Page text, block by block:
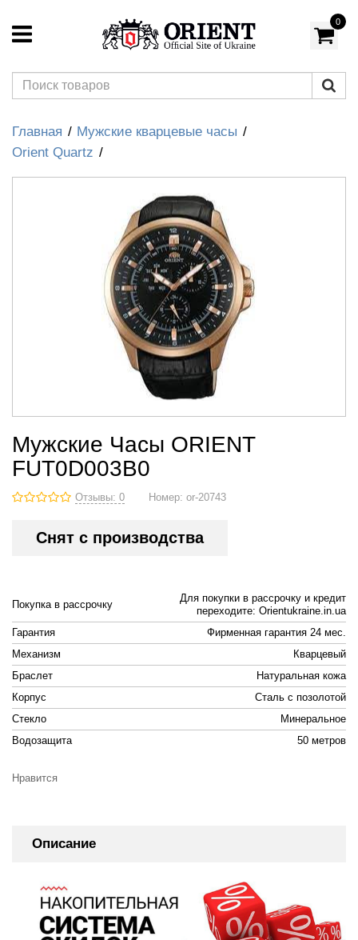
0
Главная
Мужские кварцевые часы
Orient Quartz
Мужские Часы ORIENT
FUT0D003B0
Отзывы: 0 Номер: or-20743
Снят с производства
Покупка в рассрочку
Для покупки в рассрочку и кредит
переходите: Orientukraine.in.ua
Гарантия
Фирменная гарантия 24 мес.
Механизм
Кварцевый
Браслет
Натуральная кожа
Корпус
Cталь с позолотой
Стекло
Минеральное
Водозащита
50 метров
Нравится
Описание